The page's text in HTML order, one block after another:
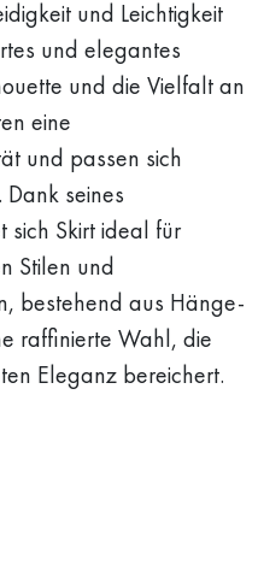
und Leichtigkeit
und elegantes
und die Vielfalt an
eine
und passen sich
seines
sich Skirt ideal für
Stilen und
bestehend aus Hänge-
raffinierte Wahl, die
Eleganz bereichert.